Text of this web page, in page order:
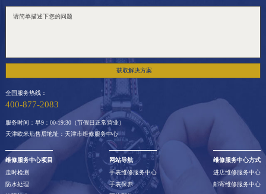
获取解决方案
全国服务热线：
400-877-2083
服务时间：早9：00-19:30（节假日正常营业）
天津欧米茄售后地址：天津市维修服务中心
维修服务中心项目
走时检测
防水处理
网站导航
手表维修服务中心
手表保养
维修服务中心方式
进店维修服务中心
邮寄维修服务中心